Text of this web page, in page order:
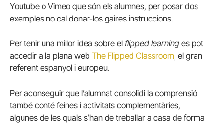
Youtube o Vimeo que són els alumnes, per posar dos
exemples no cal donar-los gaires instruccions.
Per tenir una millor idea sobre el flipped learning es pot
accedir a la plana web The Flipped Classroom, el gran
referent espanyol i europeu.
Per aconseguir que l’alumnat consolidi la comprensió
també conté feines i activitats complementàries,
algunes de les quals s’han de treballar a casa de forma